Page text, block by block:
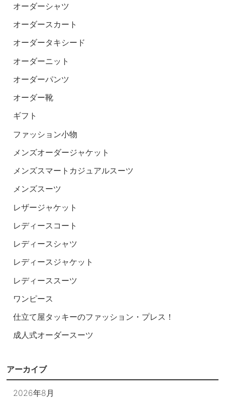
オーダーシャツ
オーダースカート
オーダータキシード
オーダーニット
オーダーパンツ
オーダー靴
ギフト
ファッション小物
メンズオーダージャケット
メンズスマートカジュアルスーツ
メンズスーツ
レザージャケット
レディースコート
レディースシャツ
レディースジャケット
レディーススーツ
ワンピース
仕立て屋タッキーのファッション・プレス！
成人式オーダースーツ
アーカイブ
2026年8月